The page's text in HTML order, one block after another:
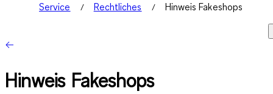
Service Rechtliches Hinweis Fakeshops
Hinweis Fakeshops